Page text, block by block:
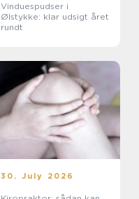
Vinduespudser i
Ølstykke: klar udsigt året
rundt
30. July 2026